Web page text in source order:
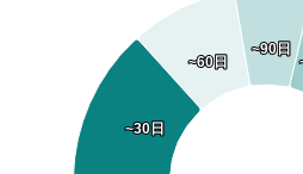
~30日
~30日
~60日
~60日
~90日
~90日